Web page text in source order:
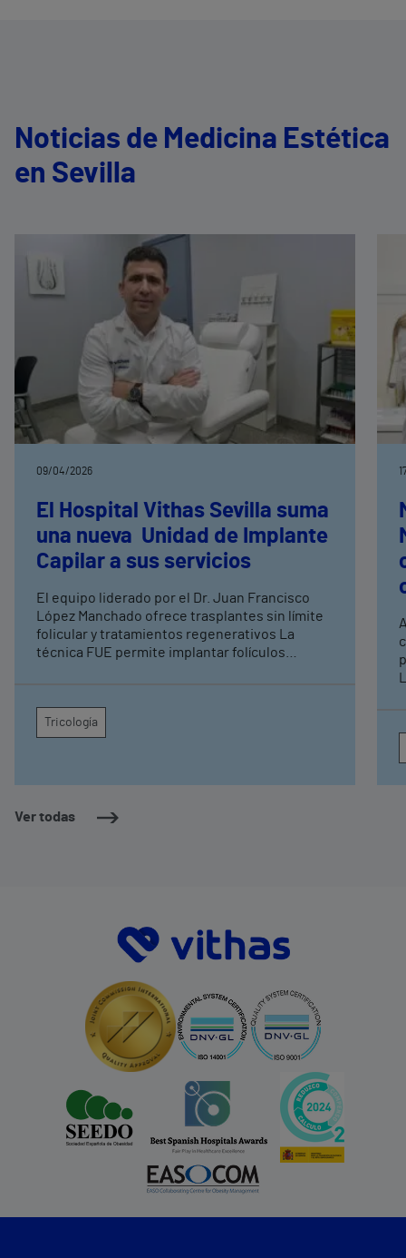
Noticias de Medicina Estética
en Sevilla
Ver todas
09/04/2026
El Hospital Vithas Sevilla suma
una nueva Unidad de Implante
Capilar a sus servicios
El equipo liderado por el Dr. Juan Francisco
López Manchado ofrece trasplantes sin límite
folicular y tratamientos regenerativos La
técnica FUE permite implantar folículos
Tricología